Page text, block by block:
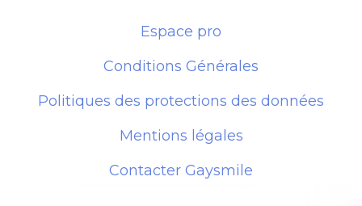
Espace pro
Conditions Générales
Politiques des protections des données
Mentions légales
Contacter Gaysmile